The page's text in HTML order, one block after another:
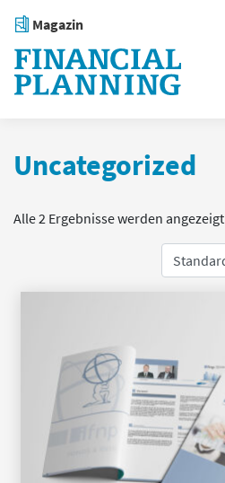
Magazin
Uncategorized
Alle 2 Ergebnisse werden angezeigt